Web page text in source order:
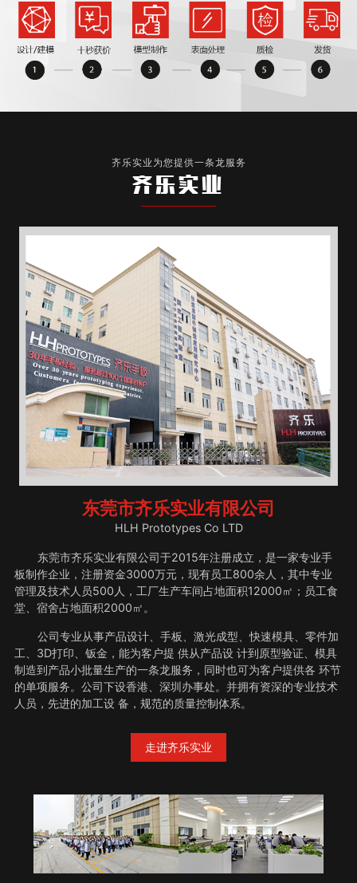
齐乐实业为您提供一条龙服务
齐乐实业
东莞市齐乐实业有限公司
HLH Prototypes Co LTD
东莞市齐乐实业有限公司于2015年注册成立，是一家专业手
板制作企业，注册资金3000万元，现有员工800余人，其中专业
管理及技术人员500人，工厂生产车间占地面积12000㎡；员工食
堂、宿舍占地面积2000㎡。
公司专业从事产品设计、手板、激光成型、快速模具、零件加
工、3D打印、钣金，能为客户提 供从产品设 计到原型验证、模具
制造到产品小批量生产的一条龙服务，同时也可为客户提供各 环节
的单项服务。公司下设香港、深圳办事处。并拥有资深的专业技术
人员，先进的加工设 备，规范的质量控制体系。
走进齐乐实业